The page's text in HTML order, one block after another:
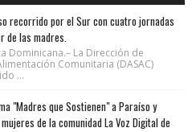
recorrido por el Sur con cuatro jornadas
de las madres.
Dominicana.– La Dirección de
Comunitaria (DASAC)
...
"Madres que Sostienen" a Paraíso y
de la comunidad La Voz Digital de